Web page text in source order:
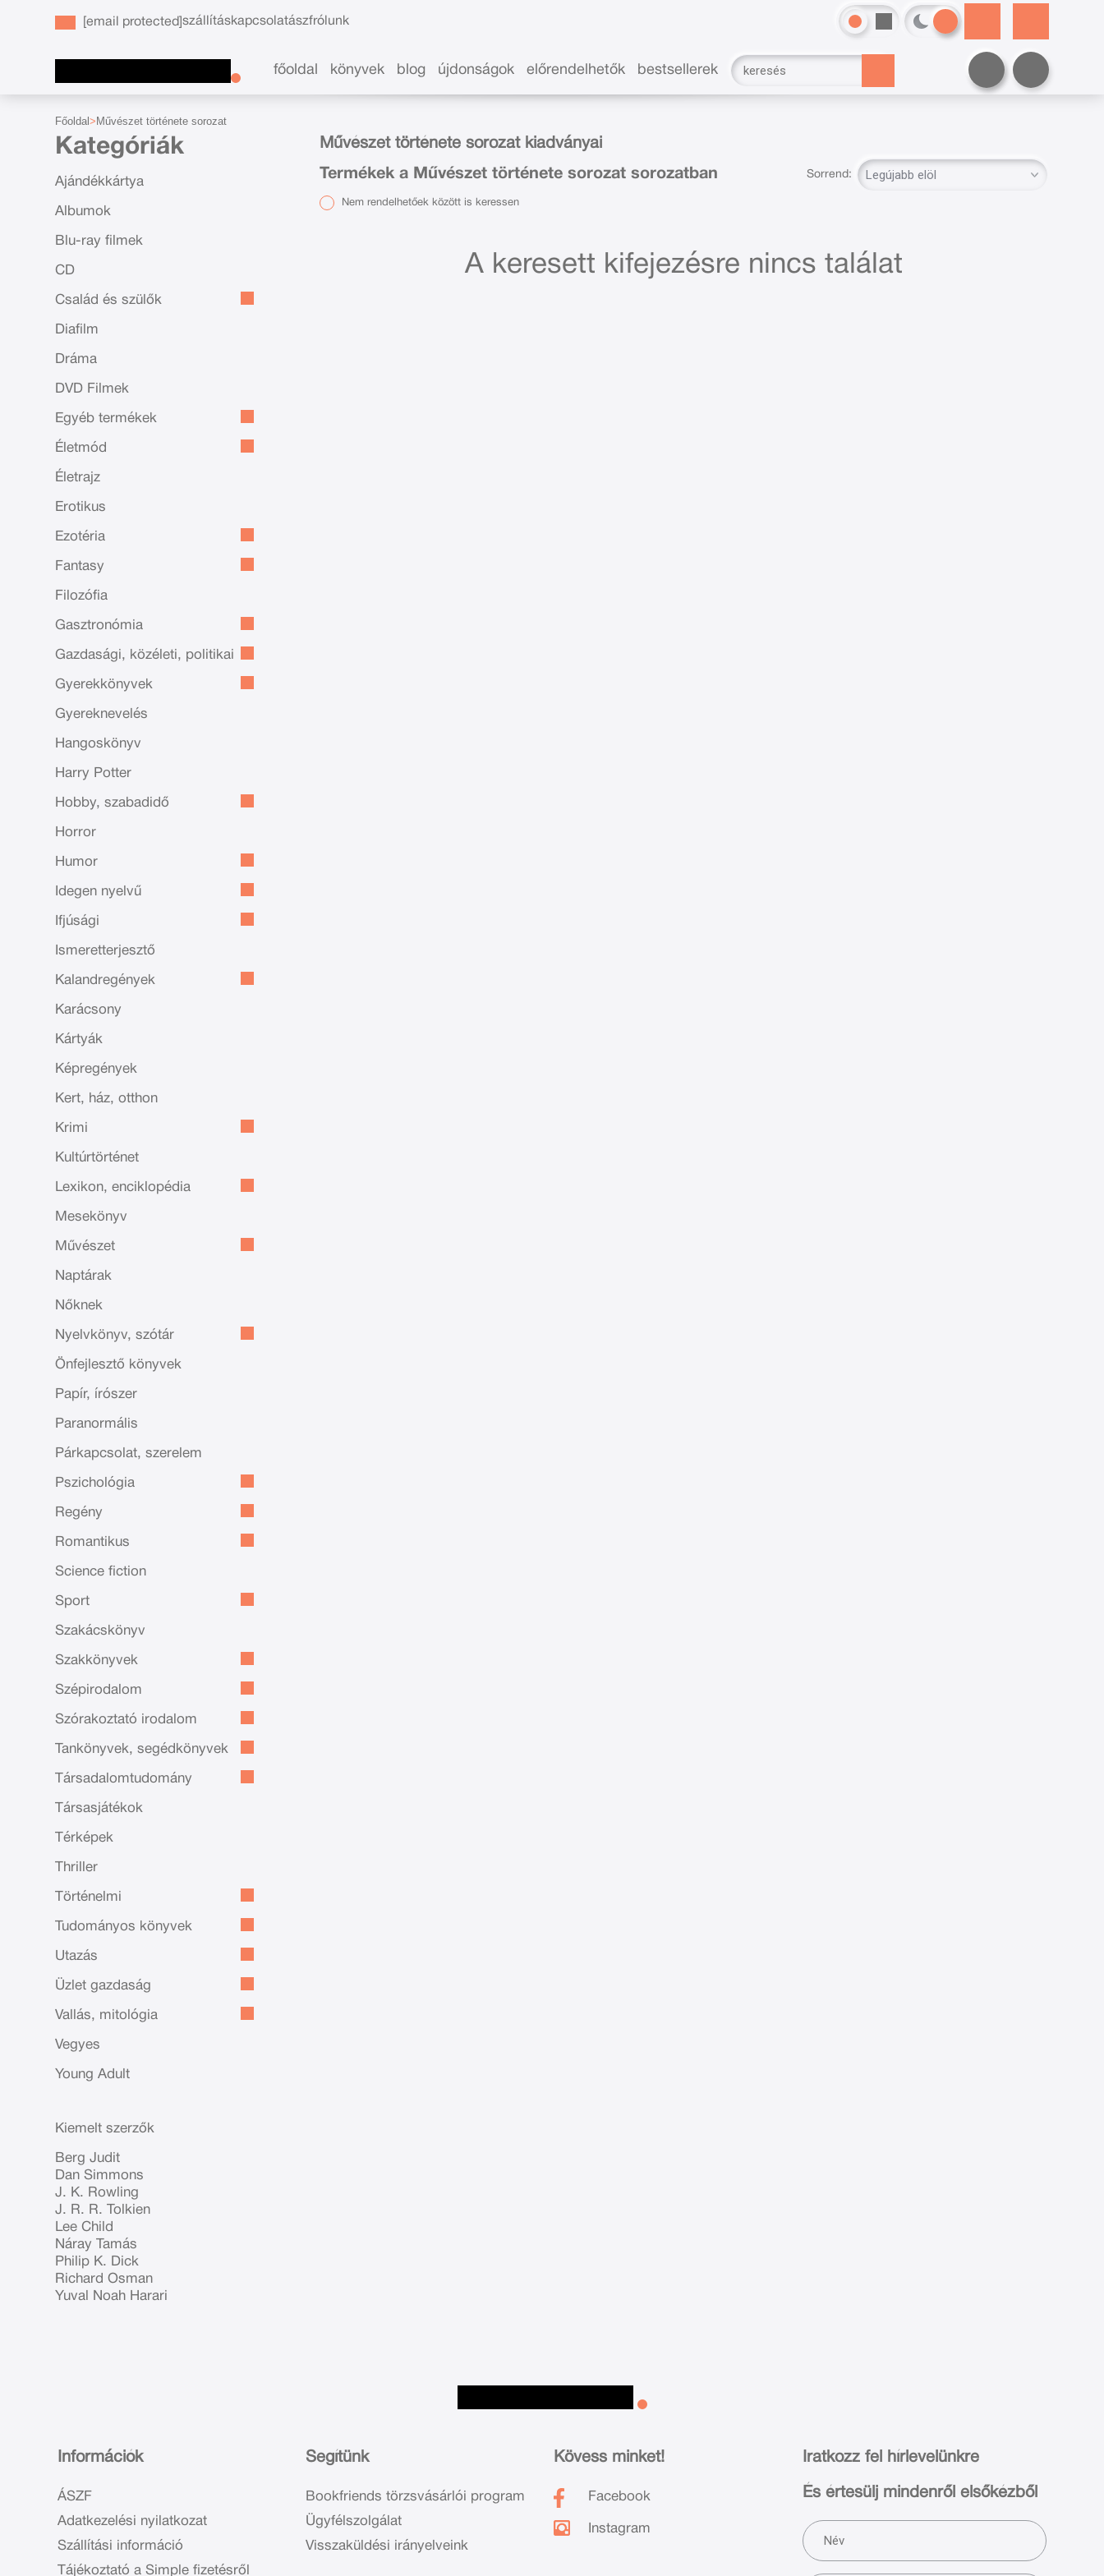
[email protected]szállításkapcsolatászfrólunk
főoldal könyvek blog újdonságok előrendelhetők bestsellerek
Főoldal Művészet története sorozat
Kategóriák
Ajándékkártya
Albumok
Blu-ray filmek
CD
Család és szülők
Diafilm
Dráma
DVD Filmek
Egyéb termékek
Életmód
Életrajz
Erotikus
Ezotéria
Fantasy
Filozófia
Gasztronómia
Gazdasági, közéleti, politikai
Gyerekkönyvek
Gyereknevelés
Hangoskönyv
Harry Potter
Hobby, szabadidő
Horror
Humor
Idegen nyelvű
Ifjúsági
Ismeretterjesztő
Kalandregények
Karácsony
Kártyák
Képregények
Kert, ház, otthon
Krimi
Kultúrtörténet
Lexikon, enciklopédia
Mesekönyv
Művészet
Naptárak
Nőknek
Nyelvkönyv, szótár
Önfejlesztő könyvek
Papír, írószer
Paranormális
Párkapcsolat, szerelem
Pszichológia
Regény
Romantikus
Science fiction
Sport
Szakácskönyv
Szakkönyvek
Szépirodalom
Szórakoztató irodalom
Tankönyvek, segédkönyvek
Társadalomtudomány
Társasjátékok
Térképek
Thriller
Történelmi
Tudományos könyvek
Utazás
Üzlet gazdaság
Vallás, mitológia
Vegyes
Young Adult
Kiemelt szerzők
Berg Judit
Dan Simmons
J. K. Rowling
J. R. R. Tolkien
Lee Child
Náray Tamás
Philip K. Dick
Richard Osman
Yuval Noah Harari
Művészet története sorozat kiadványai
Termékek a Művészet története sorozat sorozatban Sorrend:
Nem rendelhetőek között is keressen
A keresett kifejezésre nincs találat
Információk
ÁSZF
Adatkezelési nyilatkozat
Szállítási információ
Tájékoztató a Simple fizetésről
Segítünk
Bookfriends törzsvásárlói program
Ügyfélszolgálat
Visszaküldési irányelveink
Kövess minket!
Facebook
Instagram
Iratkozz fel hírlevelünkre
És értesülj mindenről elsőkézből